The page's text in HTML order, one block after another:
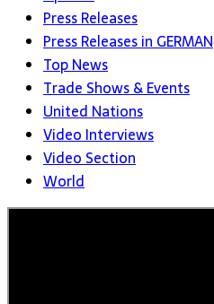
Press Releases
Press Releases in GERMAN
Top News
Trade Shows & Events
United Nations
Video Interviews
Video Section
World